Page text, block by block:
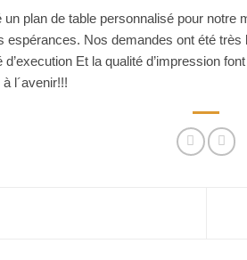
plan de table personnalisé pour notre
espérances. Nos demandes ont été
Et la qualité d’impression
l´avenir!!!